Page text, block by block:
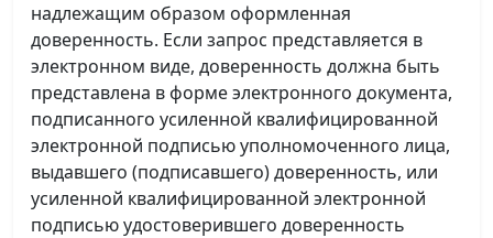
надлежащим образом оформленная
доверенность. Если запрос представляется в
электронном виде, доверенность должна быть
представлена в форме электронного документа,
подписанного усиленной квалифицированной
электронной подписью уполномоченного лица,
выдавшего (подписавшего) доверенность, или
усиленной квалифицированной электронной
подписью удостоверившего доверенность